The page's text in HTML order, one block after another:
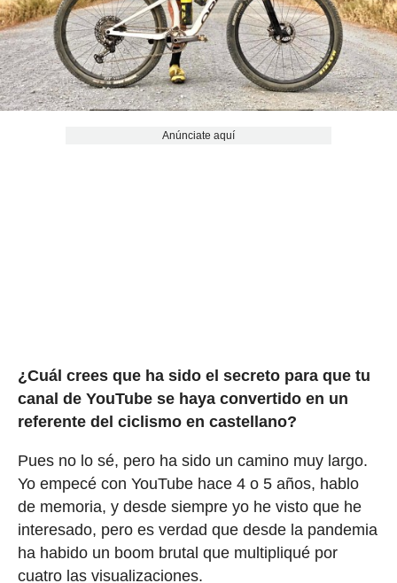
Anúnciate aquí
¿Cuál crees que ha sido el secreto para que tu
canal de YouTube se haya convertido en un
referente del ciclismo en castellano?
Pues no lo sé, pero ha sido un camino muy largo.
Yo empecé con YouTube hace 4 o 5 años, hablo
de memoria, y desde siempre yo he visto que he
interesado, pero es verdad que desde la pandemia
ha habido un boom brutal que multipliqué por
cuatro las visualizaciones.